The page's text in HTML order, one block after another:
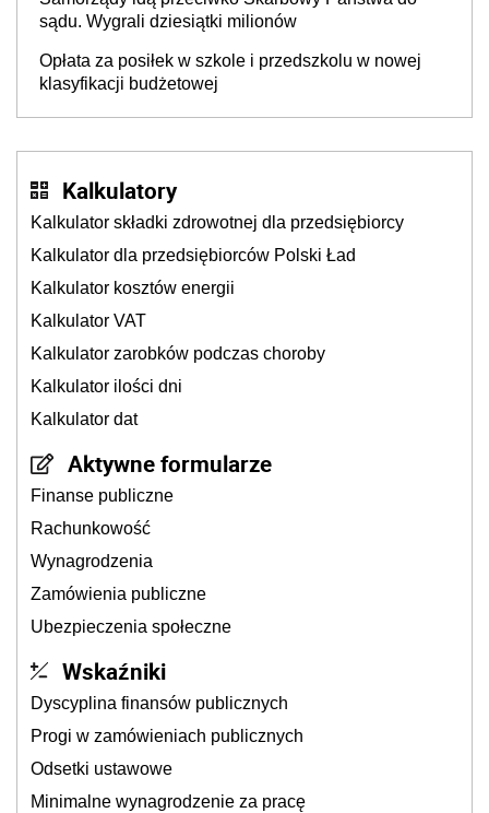
sądu. Wygrali dziesiątki milionów
Opłata za posiłek w szkole i przedszkolu w nowej
klasyfikacji budżetowej
Kalkulatory
Kalkulator składki zdrowotnej dla przedsiębiorcy
Kalkulator dla przedsiębiorców Polski Ład
Kalkulator kosztów energii
Kalkulator VAT
Kalkulator zarobków podczas choroby
Kalkulator ilości dni
Kalkulator dat
Aktywne formularze
Finanse publiczne
Rachunkowość
Wynagrodzenia
Zamówienia publiczne
Ubezpieczenia społeczne
Wskaźniki
Dyscyplina finansów publicznych
Progi w zamówieniach publicznych
Odsetki ustawowe
Minimalne wynagrodzenie za pracę